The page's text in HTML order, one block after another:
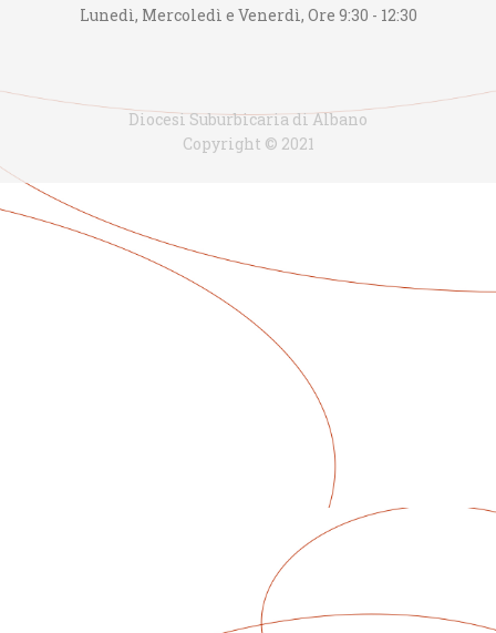
Lunedì, Mercoledì e Venerdì, Ore 9:30 - 12:30
Diocesi Suburbicaria di Albano
Copyright © 2021